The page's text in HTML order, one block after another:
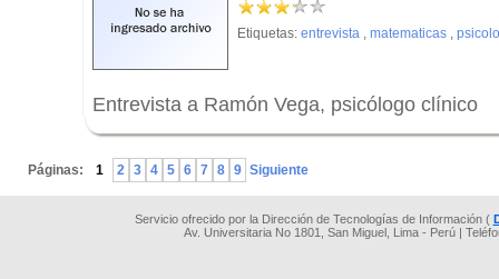
Etiquetas: entrevista , matematicas ,
Entrevista a Ramón Vega, psicólogo clínico
Páginas: 1 2 3 4 5 6 7 8 9 Siguiente
Servicio ofrecido por la Dirección de Tecnologías de Información (
Av. Universitaria No 1801, San Miguel, Lima - Perú |